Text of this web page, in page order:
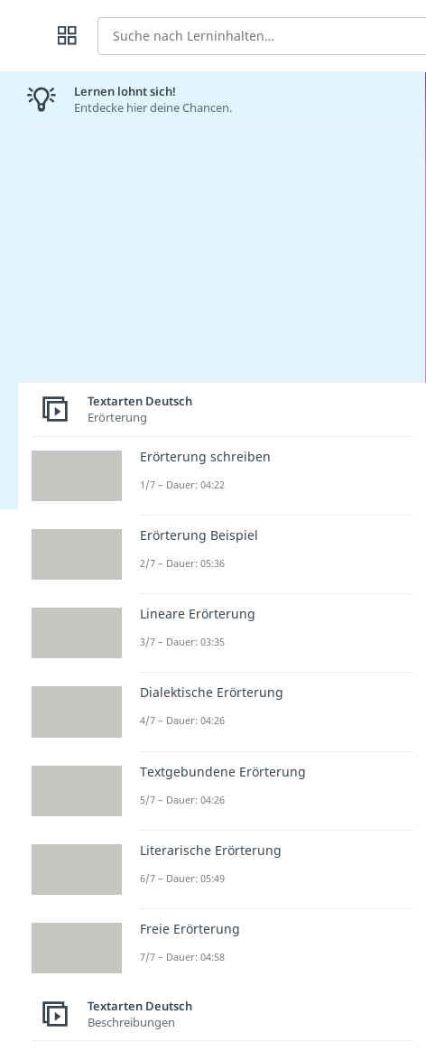
Suche
Lernen lohnt sich!
Entdecke hier deine Chancen.
Textarten Deutsch
Erörterung
Erörterung schreiben
1/7 – Dauer: 04:22
Erörterung Beispiel
2/7 – Dauer: 05:36
Lineare Erörterung
3/7 – Dauer: 03:35
Dialektische Erörterung
4/7 – Dauer: 04:26
Textgebundene Erörterung
5/7 – Dauer: 04:26
Literarische Erörterung
6/7 – Dauer: 05:49
Freie Erörterung
7/7 – Dauer: 04:58
Textarten Deutsch
Beschreibungen